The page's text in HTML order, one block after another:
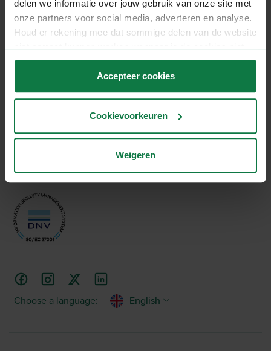
delen we informatie over jouw gebruik van onze site met
onze partners voor social media, adverteren en analyse.
Houd er rekening mee dat sommige delen van de website
accepteert.
Accepteer cookies
Cookievoorkeuren
Weigeren
Request quotation
Frequently Asked Questions
Our team
More than 1000 five-star reviews
Choose a language: English